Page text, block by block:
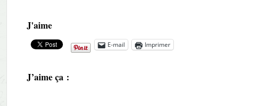
J'aime
E-mail Imprimer
J’aime ça :